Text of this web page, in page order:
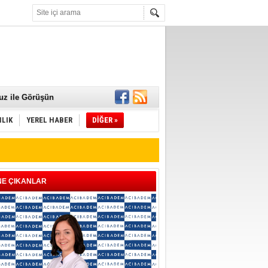
ile Görüşün
YEREL HABER DİĞER »
ÇIKANLAR